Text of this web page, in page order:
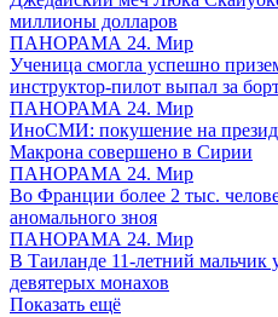
миллионы долларов
ПАНОРАМА 24. Мир
Ученица смогла успешно
инструктор-пилот выпал за
ПАНОРАМА 24. Мир
ИноСМИ: покушение на
Макрона совершено в Сирии
ПАНОРАМА 24. Мир
Во Франции более 2 тыс.
аномального зноя
ПАНОРАМА 24. Мир
В Таиланде 11-летний мальчик
девятерых монахов
Показать ещё